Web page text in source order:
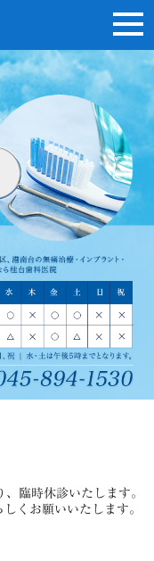
臨時休診いたします。
くお願いいたします。